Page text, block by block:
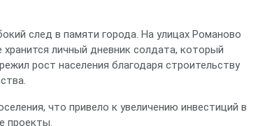
след в памяти города. На улицах Романово
личный дневник солдата, который
рост населения благодаря строительству
что привело к увеличению инвестиций в
проекты.